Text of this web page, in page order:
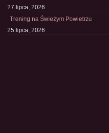
27 lipca, 2026
Trening na Świeżym Powietrzu
25 lipca, 2026